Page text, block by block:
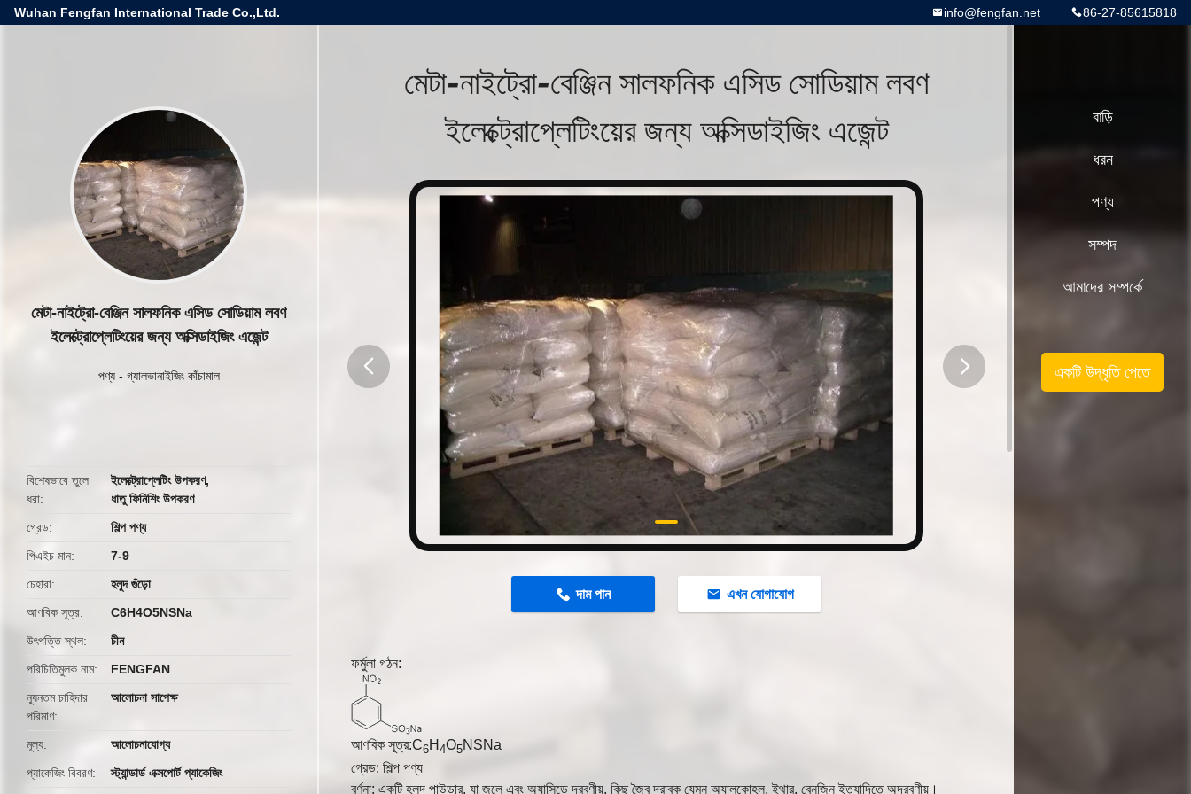
Wuhan Fengfan International Trade Co.,Ltd. 86-27-85615818
info@fengfan.net
মেটা-নাইট্রো-বেঞ্জিন সালফনিক এসিড সোডিয়াম লবণ
ইলেক্ট্রোপ্লেটিংয়ের জন্য অক্সিডাইজিং এজেন্ট
পণ্য- গ্যালভানাইজিং কাঁচামাল
বিশেষভাবে তুলে
ধরা
ইলেক্ট্রোপ্লেটিং উপকরণ,
ধাতু ফিনিশিং উপকরণ
গ্রেড
শিল্প পণ্য
পিএইচ মান
7-9
চেহারা
হলুদ গুঁড়ো
আণবিক সূত্র
C6H4O5NSNa
উৎপত্তি স্থল
চীন
পরিচিতিমুলক নাম
FENGFAN
ন্যূনতম চাহিদার
পরিমাণ
আলোচনা সাপেক্ষ
মূল্য
আলোচনাযোগ্য
প্যাকেজিং বিবরণ
স্ট্যান্ডার্ড এক্সপোর্ট প্যাকেজিং
মেটা-নাইট্রো-বেঞ্জিন সালফনিক এসিড সোডিয়াম লবণ
ইলেক্ট্রোপ্লেটিংয়ের জন্য অক্সিডাইজিং এজেন্ট
দাম পান এখন যোগাযোগ
ফর্মুলা গঠন:
আণবিক সূত্র:C6H 4O5NSNa
গ্রেড: শিল্প পণ্য
বর্ণনা: একটি হলুদ পাউডার, যা জলে এবং অ্যাসিডে দ্রবণীয়, কিছু জৈব দ্রাবক যেমন অ্যালকোহল, ইথার, বেনজিন ইত্যাদিতে অদ্রবণীয়।
বাড়ি
ধরন
পণ্য
সম্পদ
আমাদের সম্পর্কে
একটি উদ্ধৃতি পেতে